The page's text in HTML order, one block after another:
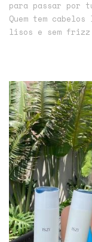
para passar por
Quem tem
lisos e sem frizz